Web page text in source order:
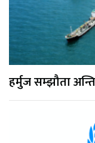
हर्मुज सम्झौता